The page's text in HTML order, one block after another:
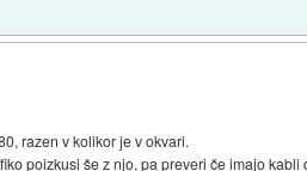
razen v kolikor je v okvari.
poizkusi še z njo, pa preveri če imajo